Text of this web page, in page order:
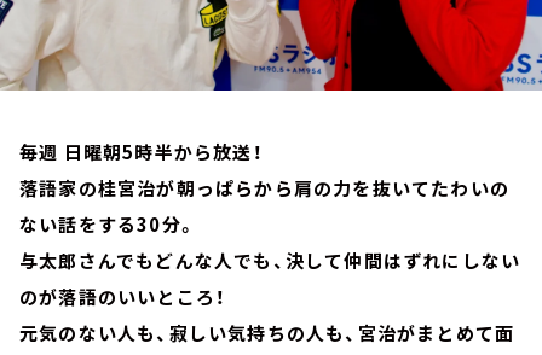
毎週 日曜朝5時半から放送！
落語家の桂宮治が朝っぱらから肩の力を抜いてたわいの
ない話をする30分。
与太郎さんでもどんな人でも、決して仲間はずれにしない
のが落語のいいところ！
元気のない人も、寂しい気持ちの人も、宮治がまとめて面